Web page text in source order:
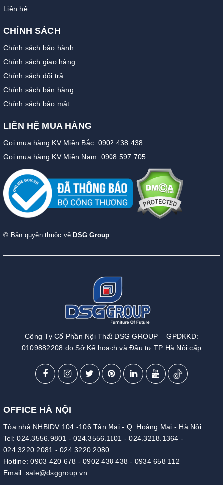
Liên hệ
CHÍNH SÁCH
Chính sách bảo hành
Chính sách giao hàng
Chính sách đổi trả
Chính sách bán hàng
Chính sách bảo mật
LIÊN HỆ MUA HÀNG
Gọi mua hàng KV Miền Bắc: 0902.438.438
Gọi mua hàng KV Miền Nam: 0908.597.705
© Bản quyền thuộc về DSG Group
Công Ty Cổ Phần Nội Thất DSG GROUP – GPDKKD:
0109882208 do Sở Kế hoạch và Đầu tư TP Hà Nội cấp
OFFICE HÀ NỘI
Tòa nhà NHBIDV 104 -106 Tân Mai - Q. Hoàng Mai - Hà Nội
Tel:024.3556.9801 -024.3556.1101 -024.3218.1364 -
024.3220.2081 - 024.3220.2080
Hotline:0903 420 678 - 0902 438 438 - 0934 658 112
Email: sale@dsggroup.vn